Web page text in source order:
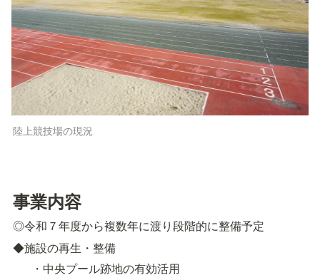
陸上競技場の現況
事業内容
◎令和７年度から複数年に渡り段階的に整備予定
◆施設の再生・整備
・中央プール跡地の有効活用